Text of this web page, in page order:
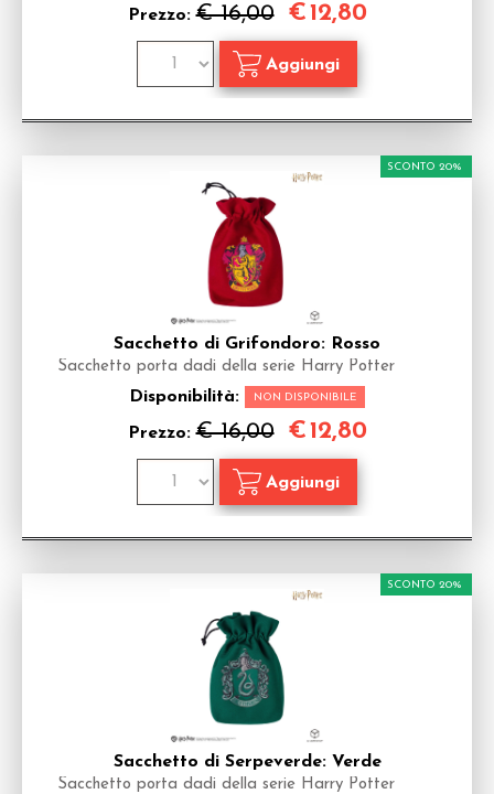
Prezzo:€ 16,00 €12,80
Sacchetto di Grifondoro: Rosso
Sacchetto porta dadi della serie Harry Potter
Disponibilità: NON DISPONIBILE
Prezzo:€ 16,00
SCONTO 20%
€12,80
Sacchetto di Serpeverde: Verde
Sacchetto porta dadi della serie Harry Potter
SCONTO 20%